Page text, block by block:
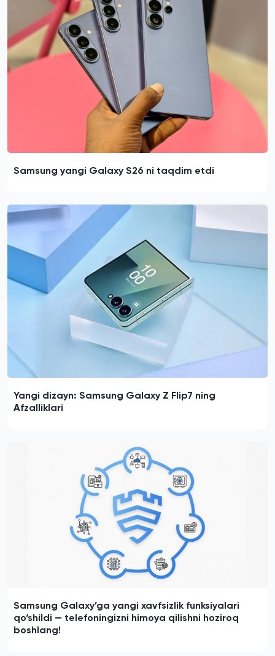
Samsung yangi Galaxy S26 ni taqdim etdi
Yangi dizayn: Samsung Galaxy Z Flip7 ning
Afzalliklari
Samsung Galaxy’ga yangi xavfsizlik funksiyalari
qo‘shildi — telefoningizni himoya qilishni hoziroq
boshlang!